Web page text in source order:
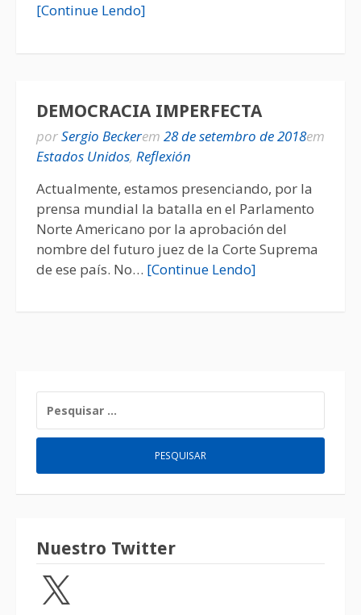
[Continue Lendo]
DEMOCRACIA IMPERFECTA
porSergio Beckerem 28 de setembro de 2018em
Estados Unidos, Reflexión
Actualmente, estamos presenciando, por la
prensa mundial la batalla en el Parlamento
Norte Americano por la aprobación del
nombre del futuro juez de la Corte Suprema
de ese país. No… [Continue Lendo]
Nuestro Twitter